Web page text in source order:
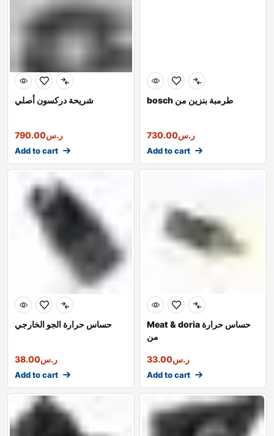
شريحة دركسون أصلي
ر.س790.00
Add to cart
bosch طرمبة بنزين من
ر.س730.00
Add to cart
حساس حرارة الجو الخارجي
ر.س38.00
Add to cart
Meat & doria حساس حرارة
من
ر.س33.00
Add to cart